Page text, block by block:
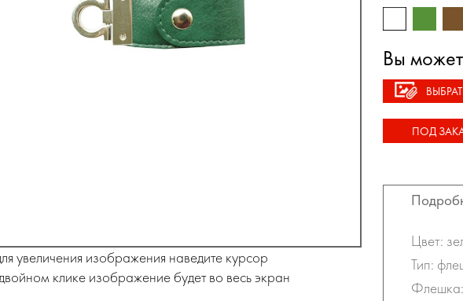
увеличения изображения наведите курсор
клике изображение будет во весь экран
Вы
ПОД
Цвет:
Тип: